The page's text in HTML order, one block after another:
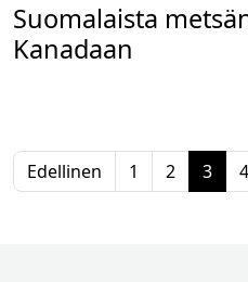
Suomalaista
Kanadaan
Edellinen 1 2 3 4